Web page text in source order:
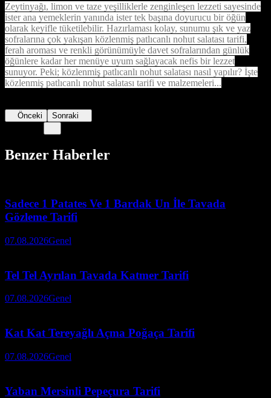
Zeytinyağı, limon ve taze yeşilliklerle zenginleşen lezzeti sayesinde
ister ana yemeklerin yanında ister tek başına doyurucu bir öğün
olarak keyifle tüketilebilir. Hazırlaması kolay, sunumu şık ve yaz
sofralarına çok yakışan közlenmiş patlıcanlı nohut salatası tarifi,
ferah aroması ve renkli görünümüyle davet sofralarından günlük
öğünlere kadar her menüye uyum sağlayacak nefis bir lezzet
sunuyor. Peki; közlenmiş patlıcanlı nohut salatası nasıl yapılır? İşte
közlenmiş patlıcanlı nohut salatası tarifi ve malzemeleri...
Önceki Sonraki
Benzer Haberler
Sadece 1 Patates Ve 1 Bardak Un İle Tavada
Gözleme Tarifi
07.08.2026Genel
Tel Tel Ayrılan Tavada Katmer Tarifi
07.08.2026Genel
Kat Kat Tereyağlı Açma Poğaça Tarifi
07.08.2026Genel
Yaban Mersinli Pepeçura Tarifi